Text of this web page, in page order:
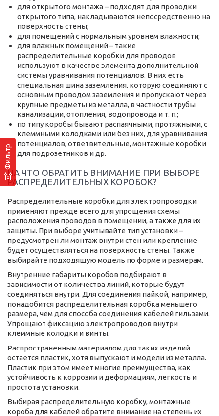
Фильтр
для открытого монтажа – подходят для проводки
открытого типа, накладываются непосредственно на
поверхность стены;
для помещений с нормальным уровнем влажности;
для влажных помещений – такие
распределительные коробки для проводов
используют в качестве элемента дополнительной
системы уравнивания потенциалов. В них есть
специальная шина заземления, которую соединяют с
основным проводом заземления и пропускают через
крупные предметы из металла, в частности трубы
канализации, отопления, водопровода и т. п.;
по типу коробы бывают распаячными, протяжными, с
клеммными колодками или без них, для уравнивания
потенциалов, ответвительные, монтажные коробки
для подрозетников и др.
НА ЧТО ОБРАТИТЬ ВНИМАНИЕ ПРИ ВЫБОРЕ
РАСПРЕДЕЛИТЕЛЬНЫХ КОРОБОК?
Распределительные коробки для электропроводки
применяют прежде всего для упрощения схемы
расположения проводов в помещении, а также для их
защиты. При выборе учитывайте тип установки –
предусмотрен ли монтаж внутри стен или крепление
будет осуществляться на поверхность стены. Также
выбирайте подходящую модель по форме и размерам.
Внутренние габариты коробов подбирают в
зависимости от количества линий, которые будут
соединяться внутри. Для соединения пайкой, например,
понадобится распределительная коробка меньшего
размера, чем для способа соединения кабелей гильзами.
Упрощают фиксацию электропроводов внутри
клеммные колодки и винты.
Распространенным материалом для таких изделий
остается пластик, хотя выпускают и модели из металла.
Пластик при этом имеет многие преимущества, как
устойчивость к коррозии и деформациям, легкость и
простота установки.
Выбирая распределительную коробку, монтажные
короба для кабелей обратите внимание на степень их